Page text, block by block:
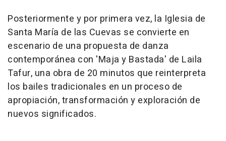
Posteriormente y por primera vez, la Iglesia de
Santa María de las Cuevas se convierte en
escenario de una propuesta de danza
contemporánea con 'Maja y Bastada' de Laila
Tafur, una obra de 20 minutos que reinterpreta
los bailes tradicionales en un proceso de
apropiación, transformación y exploración de
nuevos significados.